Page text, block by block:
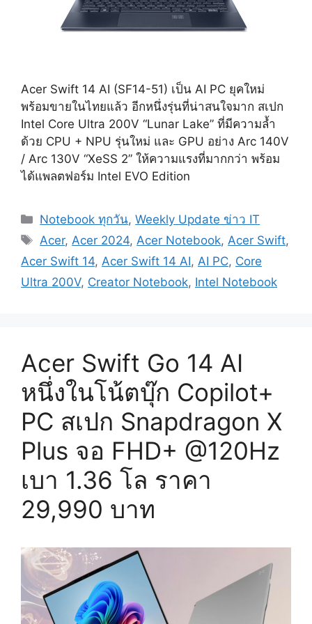
Acer Swift 14 AI (SF14-51) เป็น AI PC ยุคใหม่
พร้อมขายในไทยแล้ว อีกหนึ่งรุ่นที่น่าสนใจมาก สเปก
Intel Core Ultra 200V “Lunar Lake” ที่มีความล้ำ
ด้วย CPU + NPU รุ่นใหม่ และ GPU อย่าง Arc 140V
/ Arc 130V “XeSS 2” ให้ความแรงที่มากกว่า พร้อม
ได้แพลตฟอร์ม Intel EVO Edition
Categories
Notebook ทุกวัน,Weekly Update ข่าว IT
Tags
Acer,Acer 2024,Acer Notebook,Acer Swift,
Acer Swift 14, Acer Swift 14 AI, AI PC, Core
Ultra 200V, Creator Notebook, Intel Notebook
Acer Swift Go 14 AI
หนึ่งในโน้ตบุ๊ก Copilot+
PC สเปก Snapdragon X
Plus จอ FHD+ @120Hz
เบา 1.36 โล ราคา
29,990 บาท